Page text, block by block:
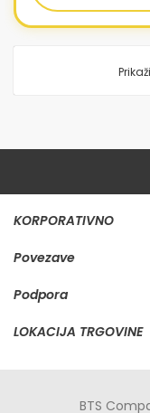
Prikaži
KORPORATIVNO
Povezave
Podpora
LOKACIJA TRGOVINE
BTS